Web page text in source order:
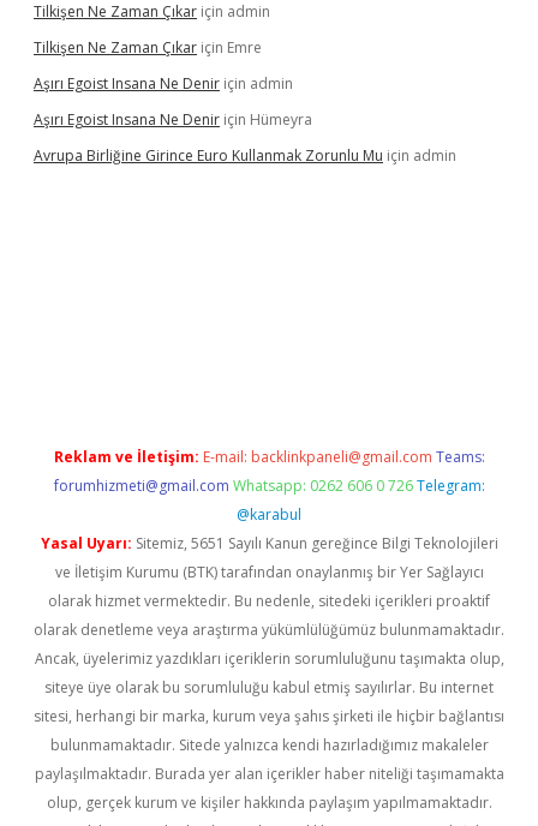
Tilkişen Ne Zaman Çıkar için admin
Tilkişen Ne Zaman Çıkar için Emre
Aşırı Egoist Insana Ne Denir için admin
Aşırı Egoist Insana Ne Denir için Hümeyra
Avrupa Birliğine Girince Euro Kullanmak Zorunlu Mu için admin
Reklam ve İletişim: E-mail: backlinkpaneli@gmail.com Teams:
forumhizmeti@gmail.com Whatsapp: 0262 606 0 726 Telegram:
@karabul
Yasal Uyarı: Sitemiz, 5651 Sayılı Kanun gereğince Bilgi Teknolojileri
ve İletişim Kurumu (BTK) tarafından onaylanmış bir Yer Sağlayıcı
olarak hizmet vermektedir. Bu nedenle, sitedeki içerikleri proaktif
olarak denetleme veya araştırma yükümlülüğümüz bulunmamaktadır.
Ancak, üyelerimiz yazdıkları içeriklerin sorumluluğunu taşımakta olup,
siteye üye olarak bu sorumluluğu kabul etmiş sayılırlar. Bu internet
sitesi, herhangi bir marka, kurum veya şahıs şirketi ile hiçbir bağlantısı
bulunmamaktadır. Sitede yalnızca kendi hazırladığımız makaleler
paylaşılmaktadır. Burada yer alan içerikler haber niteliği taşımamakta
olup, gerçek kurum ve kişiler hakkında paylaşım yapılmamaktadır.